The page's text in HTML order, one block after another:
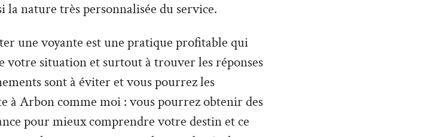
la nature très personnalisée du service.
une voyante est une pratique profitable qui
votre situation et surtout à trouver les réponses
sont à éviter et vous pourrez les
à Arbon comme moi : vous pourrez obtenir des
pour mieux comprendre votre destin et ce